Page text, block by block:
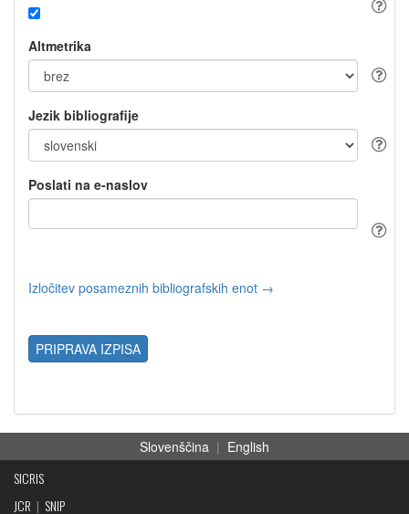
Altmetrika
Jezik bibliografije
Poslati na e-naslov
Izločitev posameznih bibliografskih enot →
PRIPRAVA IZPISA
Slovenščina | English
SICRIS
JCR | SNIP